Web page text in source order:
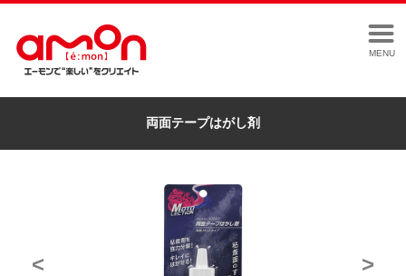
MENU
両面テープはがし剤
< >